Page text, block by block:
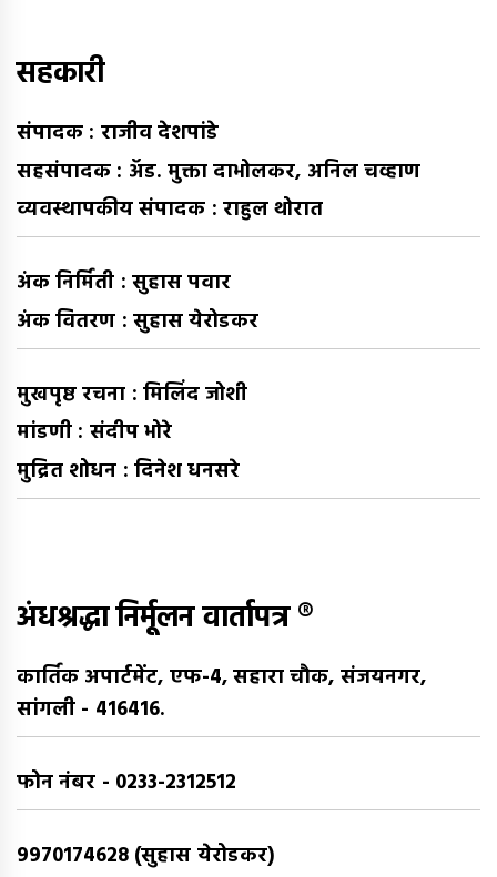
सहकारी
संपादक : राजीव देशपांडे
सहसंपादक : अ‍ॅड. मुक्ता दाभोलकर, अनिल चव्हाण
व्यवस्थापकीय संपादक : राहुल थोरात
अंक निर्मिती : सुहास पवार
अंक वितरण : सुहास येरोडकर
मुखपृष्ठ रचना : मिलिंद जोशी
मांडणी : संदीप भोरे
मुद्रित शोधन : दिनेश धनसरे
अंधश्रद्धा निर्मूलन वार्तापत्र ®
कार्तिक अपार्टमेंट, एफ-4, सहारा चौक, संजयनगर,
सांगली - 416416.
फोन नंबर - 0233-2312512
9970174628 (सुहास येरोडकर)